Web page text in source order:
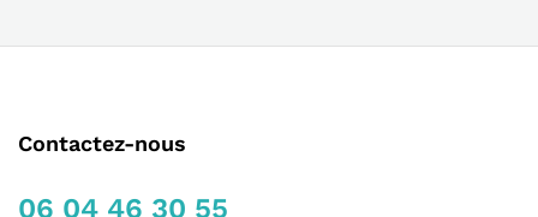
Contactez-nous
06 04 46 30 55